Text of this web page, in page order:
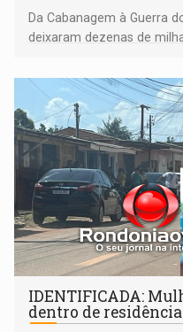
Da Cabanagem à Guerra
deixaram dezenas de
territoriais e sociais
IDENTIFICADA:
dentro de